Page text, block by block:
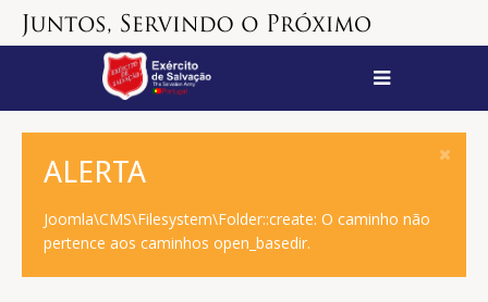
ALERTA
Joomla\CMS\Filesystem\Folder::create: O caminho não
pertence aos caminhos open_basedir.